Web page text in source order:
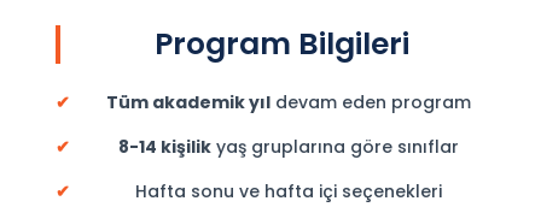
Program Bilgileri
✔ Tüm akademik yıl devam eden program
✔
8-14 kişilik yaş gruplarına göre sınıflar
✔
Hafta sonu ve hafta içi seçenekleri